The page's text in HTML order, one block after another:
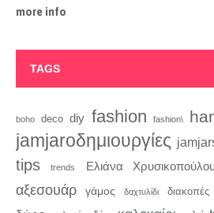
more info
TAGS
boho deco diy fashion fashion\
jamjaroδημιουργίες
tips trends Ελιάνα
αξεσουάρ γάμος δαχτυλίδι διακοπές